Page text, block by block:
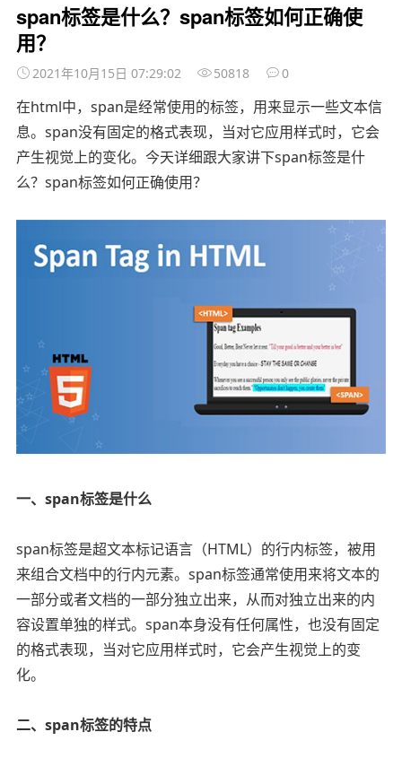
span标签是什么？span标签如何正确使
用？
2021年10月15日 07:29:02 50818 0
在html中，span是经常使用的标签，用来显示一些文本信
息。span没有固定的格式表现，当对它应用样式时，它会
产生视觉上的变化。今天详细跟大家讲下span标签是什
么？span标签如何正确使用？
一、span标签是什么
span标签是超文本标记语言（HTML）的行内标签，被用
来组合文档中的行内元素。span标签通常使用来将文本的
一部分或者文档的一部分独立出来，从而对独立出来的内
容设置单独的样式。span本身没有任何属性，也没有固定
的格式表现，当对它应用样式时，它会产生视觉上的变
化。
二、span标签的特点